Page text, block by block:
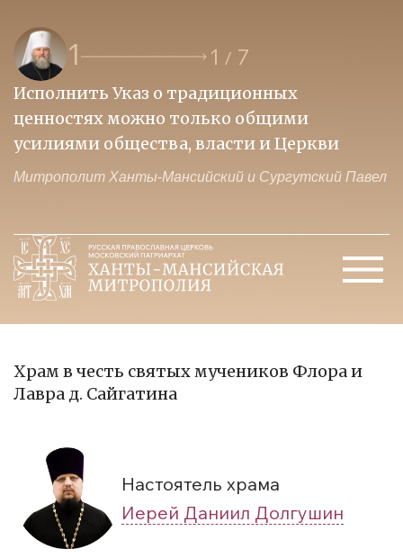
1 1 / 7
Исполнить Указ о традиционных
ценностях можно только общими
усилиями общества, власти и Церкви
Митрополит Ханты-Мансийский и Сургутский Павел
Храм в честь святых мучеников Флора и
Лавра д. Сайгатина
Настоятель храма
Иерей Даниил Долгушин